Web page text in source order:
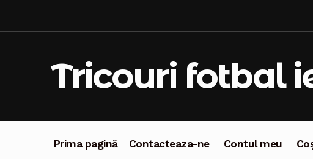
Tricouri fotbal
Prima pagină Contacteaza-ne Contul meu